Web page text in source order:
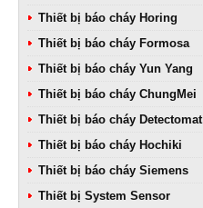
Thiết bị báo cháy Horing
Thiết bị báo cháy Formosa
Thiết bị báo cháy Yun Yang
Thiết bị báo cháy ChungMei
Thiết bị báo cháy Detectomat
Thiết bị báo cháy Hochiki
Thiết bị báo cháy Siemens
Thiết bị System Sensor